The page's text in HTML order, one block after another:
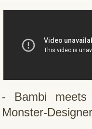
- Bambi
Monster-Designer